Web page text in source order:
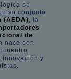
se
conjunto
(AEDA) , la
de
nace con
innovación y